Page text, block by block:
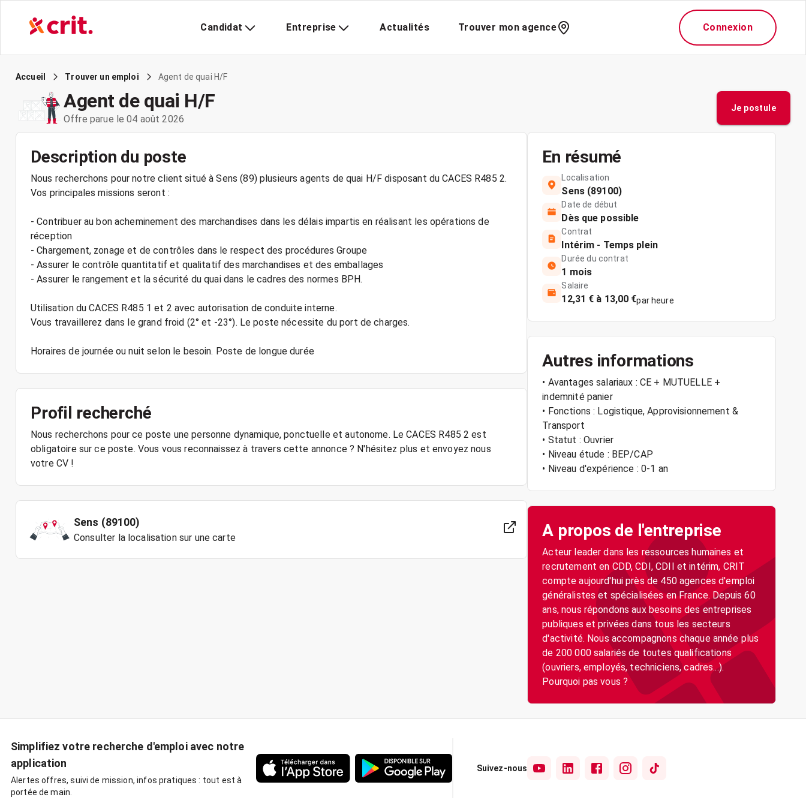
Candidat Entreprise Actualités Trouver mon agence Connexion
Accueil Trouver un emploi Agent de quai H/F
Agent de quai H/F
Offre parue le 04 août 2026
Je postule
Description du poste
Nous recherchons pour notre client situé à Sens (89) plusieurs agents de quai H/F disposant du CACES R485 2.
Vos principales missions seront :
- Contribuer au bon acheminement des marchandises dans les délais impartis en réalisant les opérations de
réception
- Chargement, zonage et de contrôles dans le respect des procédures Groupe
- Assurer le contrôle quantitatif et qualitatif des marchandises et des emballages
- Assurer le rangement et la sécurité du quai dans le cadres des normes BPH.
Utilisation du CACES R485 1 et 2 avec autorisation de conduite interne.
Vous travaillerez dans le grand froid (2° et -23°). Le poste nécessite du port de charges.
Horaires de journée ou nuit selon le besoin. Poste de longue durée
Profil recherché
Nous recherchons pour ce poste une personne dynamique, ponctuelle et autonome. Le CACES R485 2 est
obligatoire sur ce poste. Vous vous reconnaissez à travers cette annonce ? N'hésitez plus et envoyez nous
votre CV !
Sens (89100)
Consulter la localisation sur une carte
En résumé
Localisation
Sens (89100)
Date de début
Dès que possible
Contrat
Intérim - Temps plein
Durée du contrat
1 mois
Salaire
12,31 € à 13,00 €par heure
Autres informations
• Avantages salariaux : CE + MUTUELLE +
indemnité panier
• Fonctions : Logistique, Approvisionnement &
Transport
• Statut : Ouvrier
• Niveau étude : BEP/CAP
• Niveau d'expérience : 0-1 an
A propos de l'entreprise
Acteur leader dans les ressources humaines et
recrutement en CDD, CDI, CDII et intérim, CRIT
compte aujourd'hui près de 450 agences d'emploi
généralistes et spécialisées en France. Depuis 60
ans, nous répondons aux besoins des entreprises
publiques et privées dans tous les secteurs
d'activité. Nous accompagnons chaque année plus
de 200 000 salariés de toutes qualifications
(ouvriers, employés, techniciens, cadres...).
Pourquoi pas vous ?
Simplifiez votre recherche d'emploi avec notre
application
Alertes offres, suivi de mission, infos pratiques : tout est à
portée de main.
Suivez-nous